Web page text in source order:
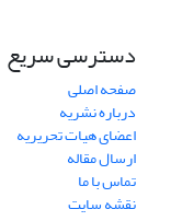
دسترسی سریع
صفحه اصلی
درباره نشریه
اعضای هیات تحریریه
ارسال مقاله
تماس با ما
نقشه سایت